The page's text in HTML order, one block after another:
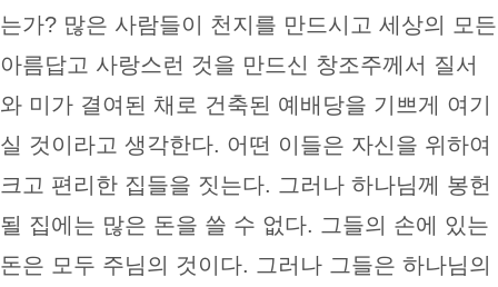
는가? 많은 사람들이 천지를 만드시고 세상의 모든
아름답고 사랑스런 것을 만드신 창조주께서 질서
와 미가 결여된 채로 건축된 예배당을 기쁘게 여기
실 것이라고 생각한다. 어떤 이들은 자신을 위하여
크고 편리한 집들을 짓는다. 그러나 하나님께 봉헌
될 집에는 많은 돈을 쓸 수 없다. 그들의 손에 있는
돈은 모두 주님의 것이다. 그러나 그들은 하나님의